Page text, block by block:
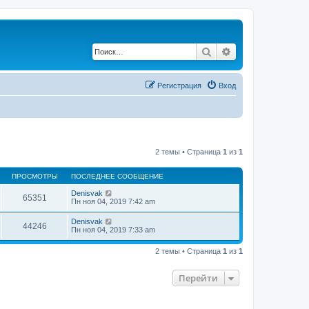
Поиск
Вход
Регистрация
2 темы • Страница 1 из 1
ПРОСМОТРЫ ПОСЛЕДНЕЕ СООБЩЕНИЕ
65351
Denisvak
Пн ноя 04, 2019 7:42 am
44246
Denisvak
Пн ноя 04, 2019 7:33 am
2 темы • Страница 1 из 1
Перейти